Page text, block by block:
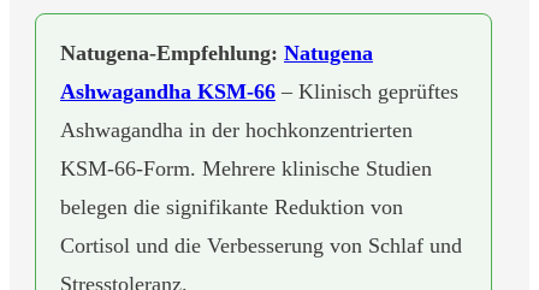
Natugena-Empfehlung: Natugena
Ashwagandha KSM-66 – Klinisch geprüftes
Ashwagandha in der hochkonzentrierten
KSM-66-Form. Mehrere klinische Studien
belegen die signifikante Reduktion von
Cortisol und die Verbesserung von Schlaf und
Stresstoleranz.